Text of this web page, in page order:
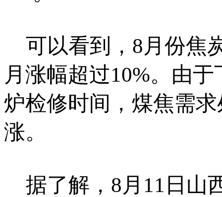
可以看到，8月份焦
月涨幅超过10%。由
炉检修时间，煤焦需
涨。
据了解，8月11日山